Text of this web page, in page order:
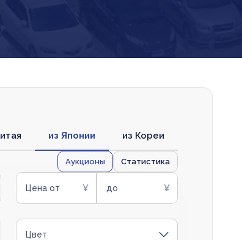
из Японии из Кореи
Аукционы Статистика
Цена от до
Цвет